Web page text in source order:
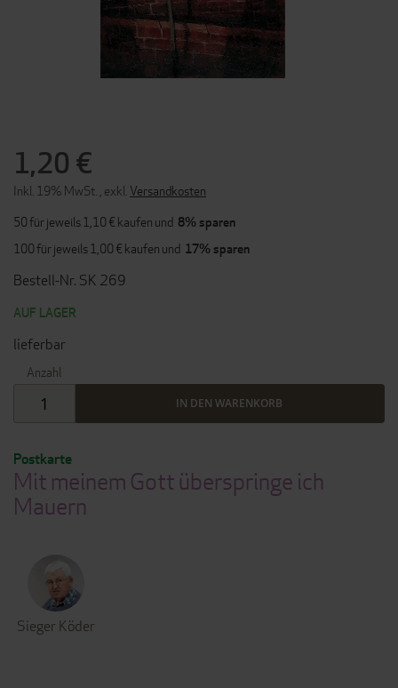
Postkarte
Mit meinem Gott überspringe ich
Mauern
Sieger Köder
1,20 €
Inkl. 19% MwSt. exkl. Versandkosten
50 für jeweils1,10 € kaufen und 8% sparen
100 für jeweils1,00 € kaufen und 17% sparen
Bestell-Nr. SK 269
AUF LAGER
lieferbar
Anzahl
IN DEN WARENKORB